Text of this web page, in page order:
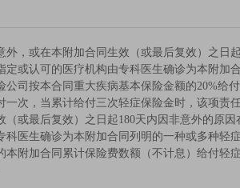
外，或在本附加合同生效（或最后复效）之日
定或认可的医疗机构由专科医生确诊为本附加
公司按本合同重大疾病基本保险金额的20%给
一次，当累计给付三次轻症保险金时，该项责
（或最后复效）之日起180天内因非意外的原因
科医生确诊为本附加合同列明的一种或多种轻
本附加合同累计保险费数额（不计息）给付轻